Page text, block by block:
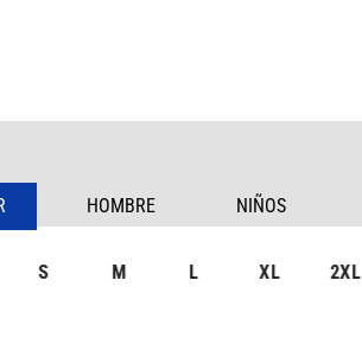
HOMBRE NIÑOS
S M L XL 2XL